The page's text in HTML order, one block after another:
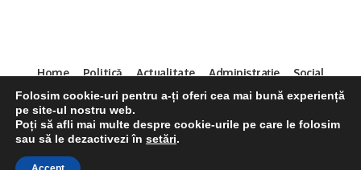
Home Politică Actualitate Administrație
Social
Sport
Mica Publicitate Servicii
Contact
Decizia CNA 286/14.04.2011
Folosim cookie-uri pentru a-ți oferi cea mai bună experiență
pe site-ul nostru web.
Poți să afli mai multe despre cookie-urile pe care le folosim
sau să le dezactivezi în setări.